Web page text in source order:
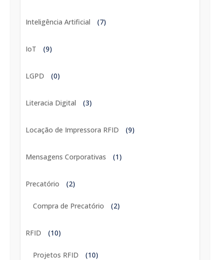
Inteligência Artificial (7)
IoT (9)
LGPD (0)
Literacia Digital (3)
Locação de Impressora RFID (9)
Mensagens Corporativas (1)
Precatório (2)
Compra de Precatório (2)
RFID (10)
Projetos RFID (10)